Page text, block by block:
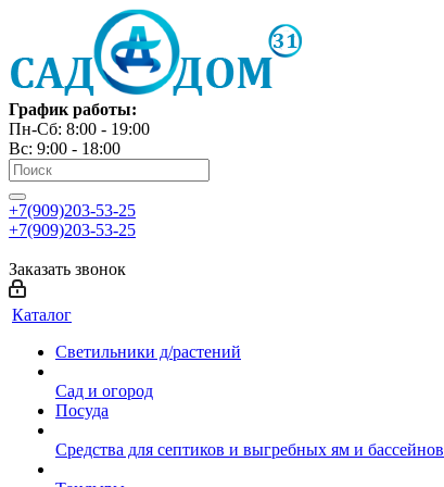
График работы:
Пн-Сб: 8:00 - 19:00
Вс: 9:00 - 18:00
+7(909)203-53-25
+7(909)203-53-25
Заказать звонок
Каталог
Светильники д/растений
Сад и огород
Посуда
Средства для септиков и выгребных ям и бассейнов